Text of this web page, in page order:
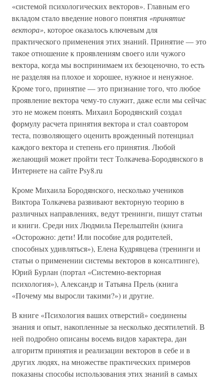
«системой психологических векторов». Главным его
вкладом стало введение нового понятия «принятие
вектора», которое оказалось ключевым для
практического применения этих знаний. Принятие — это
такое отношение к проявлениям своего или чужого
вектора, когда мы воспринимаем их безоценочно, то есть
не разделяя на плохое и хорошее, нужное и ненужное.
Кроме того, принятие — это признание того, что любое
проявление вектора чему-то служит, даже если мы сейчас
это не можем понять. Михаил Бородянский создал
формулу расчета принятия вектора и стал соавтором
теста, позволяющего оценить врожденный потенциал
каждого вектора и степень его принятия. Любой
желающий может пройти тест Толкачева-Бородянского в
Интернете на сайте Psy8.ru
Кроме Михаила Бородянского, несколько учеников
Виктора Толкачева развивают векторную теорию в
различных направлениях, ведут тренинги, пишут статьи
и книги. Среди них Людмила Перельштейн (книга
«Осторожно: дети! Или пособие для родителей,
способных удивляться»), Елена Кудрявцева (тренинги и
статьи о применении системы векторов в консалтинге),
Юрий Бурлан (портал «Системно-векторная
психология»), Александр и Татьяна Прель (книга
«Почему мы выросли такими?») и другие.
В книге «Психология ваших отверстий» соединены
знания и опыт, накопленные за несколько десятилетий. В
ней подробно описаны восемь видов характера, дан
алгоритм принятия и реализации векторов в себе и в
других людях, на множестве практических примеров
показаны способы использования этих знаний в самых